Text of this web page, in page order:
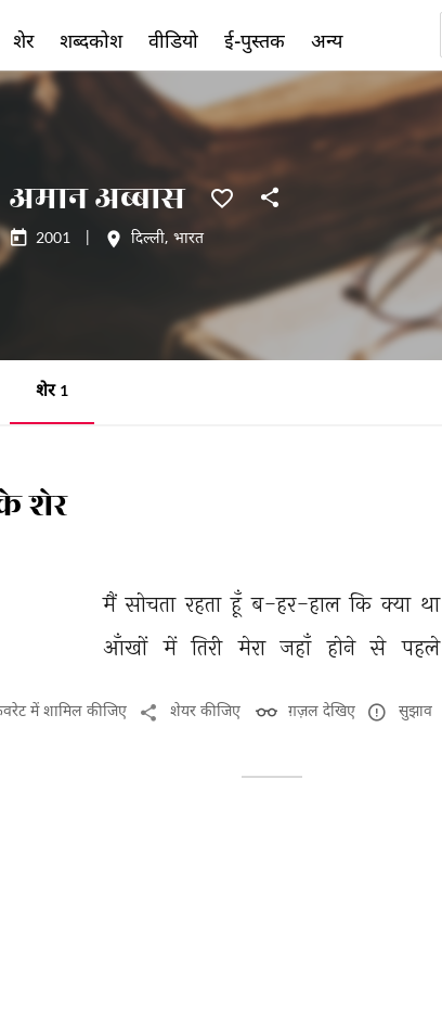
अमान अब्बास
2001 दिल्ली, भारत
शेर 1
शेर
मैं सोचता रहता हूँ ब-हर-हाल कि क्या था
आँखों में तिरी मेरा जहाँ होने से पहले
में शामिल कीजिए शेयर कीजिए ग़ज़ल देखिए सुझाव
शेर शब्दकोश वीडियो ई-पुस्तक अन्य